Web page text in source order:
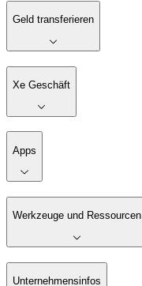
Geld transferieren
Xe Geschäft
Apps
Werkzeuge und Ressourcen
Unternehmensinfos